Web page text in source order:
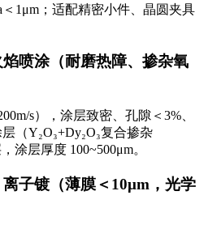
1μm；适配精密小件、晶圆夹具
焰喷涂（耐磨热障、掺杂氧
s），涂层致密、孔隙＜3%、
（Y₂O₃+Dy₂O₃复合掺杂
涂层厚度 100~500μm。
离子镀（薄膜＜10μm，光学